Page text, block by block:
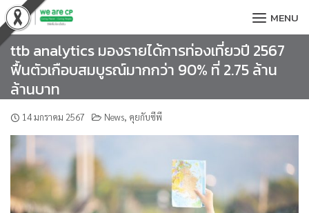
Skip
to
content
MENU
ttb analytics มองรายได้การท่องเที่ยวปี 2567
ฟื้นตัวเกือบสมบูรณ์มากกว่า 90% ที่ 2.75 ล้าน
ล้านบาท
14 มกราคม 2567 News, คุยกับซีพี